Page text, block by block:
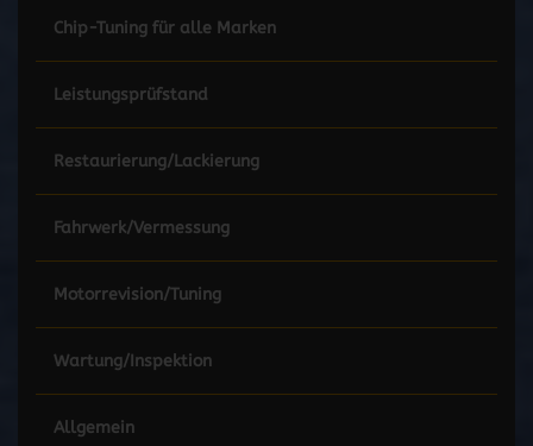
Chip-Tuning für alle Marken
Leistungsprüfstand
Restaurierung/Lackierung
Fahrwerk/Vermessung
Motorrevision/Tuning
Wartung/Inspektion
Allgemein